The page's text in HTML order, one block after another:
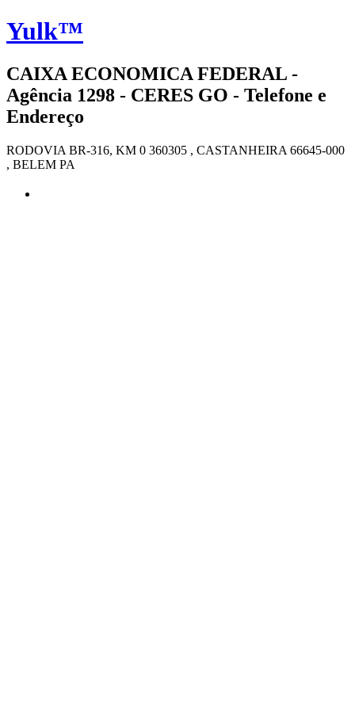
Yulk™
CAIXA ECONOMICA FEDERAL -
Agência 1298 - CERES GO - Telefone e
Endereço
RODOVIA BR-316, KM 0 360305 , CASTANHEIRA 66645-000
, BELEM PA